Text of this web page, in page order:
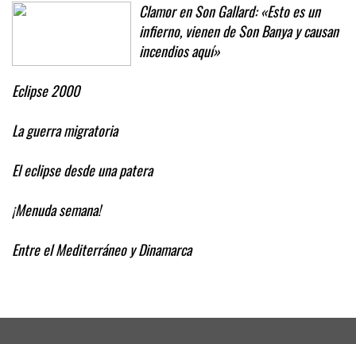
Clamor en Son Gallard: «Esto es un
infierno, vienen de Son Banya y causan
incendios aquí»
Eclipse 2000
La guerra migratoria
El eclipse desde una patera
¡Menuda semana!
Entre el Mediterráneo y Dinamarca